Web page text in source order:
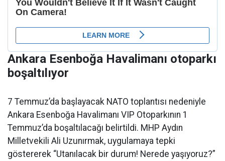
Ankara Esenboğa Havalimanı otoparkı
boşaltılıyor
7 Temmuz’da başlayacak NATO toplantısı nedeniyle
Ankara Esenboğa Havalimanı VIP Otoparkının 1
Temmuz’da boşaltılacağı belirtildi. MHP Aydın
Milletvekili Ali Uzunırmak, uygulamaya tepki
göstererek “Utanılacak bir durum! Nerede yaşıyoruz?”